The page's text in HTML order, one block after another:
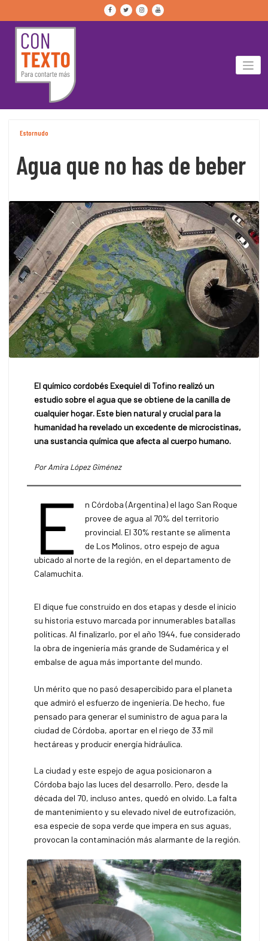
content
Estornudo
Agua que no has de beber
El químico cordobés Exequiel di Tofino realizó un
estudio sobre el agua que se obtiene de la canilla de
cualquier hogar. Este bien natural y crucial para la
humanidad ha revelado un excedente de microcistinas,
una sustancia química que afecta al cuerpo humano.
Por Amira López Giménez
E
n Córdoba (Argentina) el lago San Roque
provee de agua al 70% del territorio
provincial. El 30% restante se alimenta
de Los Molinos, otro espejo de agua
ubicado al norte de la región, en el departamento de
Calamuchita.
El dique fue construido en dos etapas y desde el inicio
su historia estuvo marcada por innumerables batallas
políticas. Al finalizarlo, por el año 1944, fue considerado
la obra de ingeniería más grande de Sudamérica y el
embalse de agua más importante del mundo.
Un mérito que no pasó desapercibido para el planeta
que admiró el esfuerzo de ingeniería. De hecho, fue
pensado para generar el suministro de agua para la
ciudad de Córdoba, aportar en el riego de 33 mil
hectáreas y producir energía hidráulica.
La ciudad y este espejo de agua posicionaron a
Córdoba bajo las luces del desarrollo. Pero, desde la
década del 70, incluso antes, quedó en olvido. La falta
de mantenimiento y su elevado nivel de eutrofización,
esa especie de sopa verde que impera en sus aguas,
provocan la contaminación más alarmante de la región.